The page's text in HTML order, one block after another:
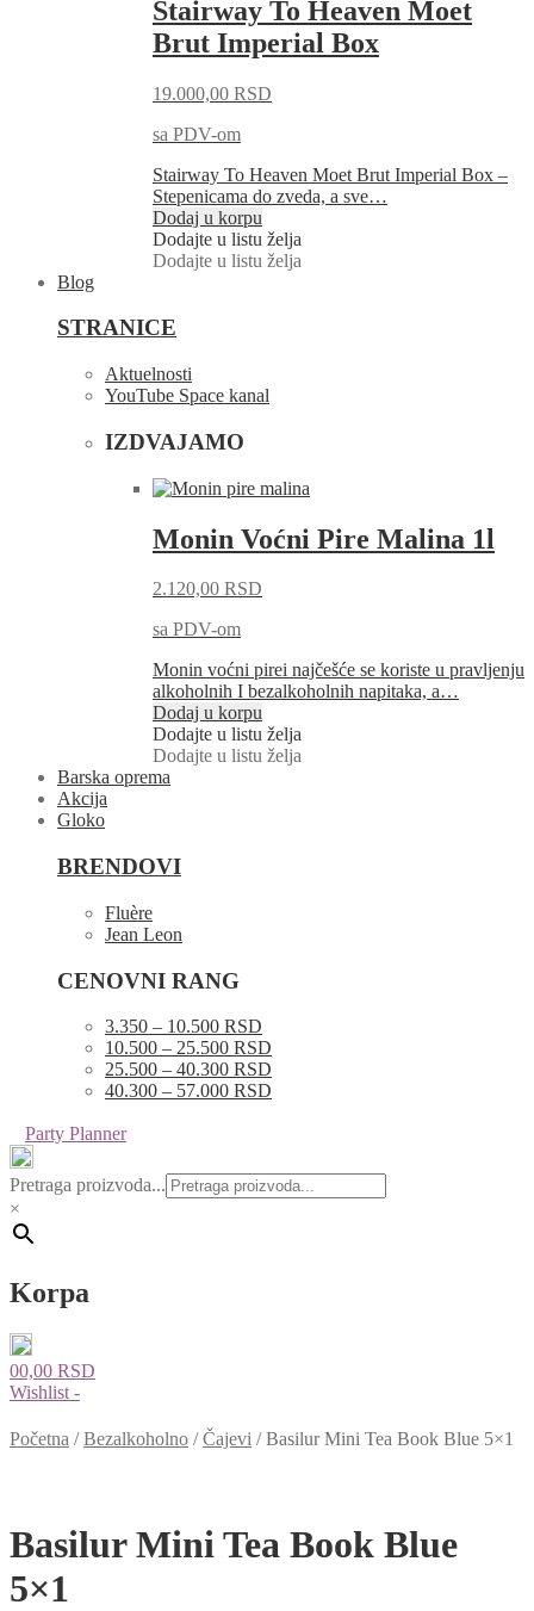
Stairway To Heaven Moet
Brut Imperial Box
19.000,00 RSD
sa PDV-om
Stairway To Heaven Moet Brut Imperial Box –
Stepenicama do zveda, a sve…
Dodaj u korpu
Dodajte u listu želja
Dodajte u listu želja
Blog
STRANICE
Aktuelnosti
YouTube Space kanal
IZDVAJAMO
Monin Voćni Pire Malina 1l
2.120,00 RSD
sa PDV-om
Monin voćni pirei najčešće se koriste u pravljenju
alkoholnih I bezalkoholnih napitaka, a…
Dodaj u korpu
Dodajte u listu želja
Dodajte u listu želja
Barska oprema
Akcija
Gloko
BRENDOVI
Fluère
Jean Leon
CENOVNI RANG
3.350 – 10.500 RSD
10.500 – 25.500 RSD
25.500 – 40.300 RSD
40.300 – 57.000 RSD
Party Planner
Pretraga proizvoda...
×
Korpa
00,00 RSD
Wishlist -
Početna /Bezalkoholno /Čajevi /Basilur Mini Tea Book Blue 5×1
Basilur Mini Tea Book Blue
5×1